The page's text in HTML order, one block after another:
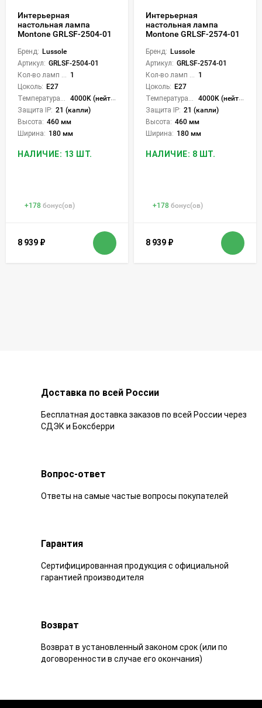
Интерьерная
настольная лампа
Montone GRLSF-2504-01
Бренд: Lussole
Артикул: GRLSF-2504-01
1
Цоколь: E27
4000K (нейтральный)
Защита IP: 21 (капли)
Высота: 460 мм
Ширина: 180 мм
НАЛИЧИЕ: 13 ШТ.
+178 бонус(ов)
8 939 ₽
Интерьерная
настольная лампа
Montone GRLSF-2574-01
Бренд: Lussole
Артикул: GRLSF-2574-01
1
Цоколь: E27
4000K (нейтральный)
Защита IP: 21 (капли)
Высота: 460 мм
Ширина: 180 мм
НАЛИЧИЕ: 8 ШТ.
+178 бонус(ов)
8 939 ₽
Доставка по всей России
Бесплатная доставка заказов по всей России через
СДЭК и Боксберри
Вопрос-ответ
Ответы на самые частые вопросы покупателей
Гарантия
Сертифицированная продукция с официальной
гарантией производителя
Возврат
Возврат в установленный законом срок (или по
договоренности в случае его окончания)